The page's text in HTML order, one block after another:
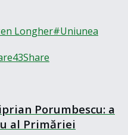
Longher#Uniunea
43Share
Porumbescu: a
al Primăriei